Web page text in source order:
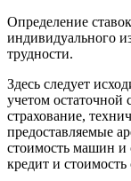
Определение
индивидуального
трудности.
Здесь следует
учетом остаточной
страхование,
предоставляемые
стоимость машин и
кредит и стоимость